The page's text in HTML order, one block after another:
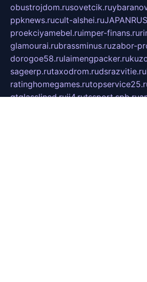
obustrojdom.rusovetcik.ru
ppknews.rucult-alshei.ru
proekciyamebel.ruimper-finans.ru
glamourai.rubrassminus.ruzabor-
dorogoe58.rulaimengpacker.ru
sageerp.rutaxodrom.rudsrazvitie.ru
ratinghomegames.ru
gtglasslined.ruii4.rutssport.spb.ru